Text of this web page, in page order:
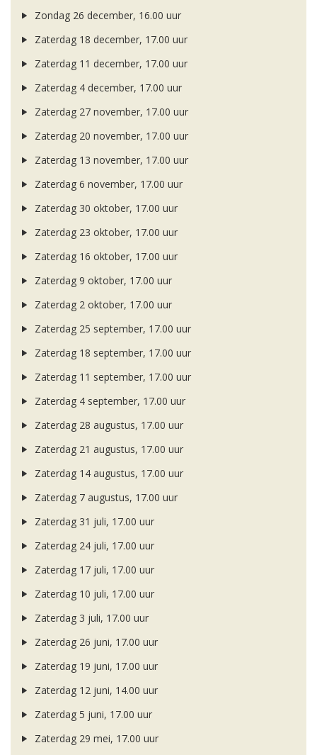
Zondag 26 december, 16.00 uur
Zaterdag 18 december, 17.00 uur
Zaterdag 11 december, 17.00 uur
Zaterdag 4 december, 17.00 uur
Zaterdag 27 november, 17.00 uur
Zaterdag 20 november, 17.00 uur
Zaterdag 13 november, 17.00 uur
Zaterdag 6 november, 17.00 uur
Zaterdag 30 oktober, 17.00 uur
Zaterdag 23 oktober, 17.00 uur
Zaterdag 16 oktober, 17.00 uur
Zaterdag 9 oktober, 17.00 uur
Zaterdag 2 oktober, 17.00 uur
Zaterdag 25 september, 17.00 uur
Zaterdag 18 september, 17.00 uur
Zaterdag 11 september, 17.00 uur
Zaterdag 4 september, 17.00 uur
Zaterdag 28 augustus, 17.00 uur
Zaterdag 21 augustus, 17.00 uur
Zaterdag 14 augustus, 17.00 uur
Zaterdag 7 augustus, 17.00 uur
Zaterdag 31 juli, 17.00 uur
Zaterdag 24 juli, 17.00 uur
Zaterdag 17 juli, 17.00 uur
Zaterdag 10 juli, 17.00 uur
Zaterdag 3 juli, 17.00 uur
Zaterdag 26 juni, 17.00 uur
Zaterdag 19 juni, 17.00 uur
Zaterdag 12 juni, 14.00 uur
Zaterdag 5 juni, 17.00 uur
Zaterdag 29 mei, 17.00 uur